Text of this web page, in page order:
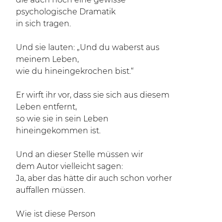
psychologische Dramatik
in sich tragen.
Und sie lauten: „Und du waberst aus
meinem Leben,
wie du hineingekrochen bist.“
Er wirft ihr vor, dass sie sich aus diesem
Leben entfernt,
so wie sie in sein Leben
hineingekommen ist.
Und an dieser Stelle müssen wir
dem Autor vielleicht sagen:
Ja, aber das hätte dir auch schon vorher
auffallen müssen.
Wie ist diese Person